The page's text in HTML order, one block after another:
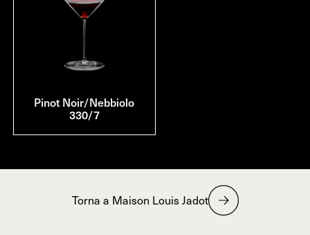
Pinot Noir/Nebbiolo
330/7
Torna a Maison Louis Jadot